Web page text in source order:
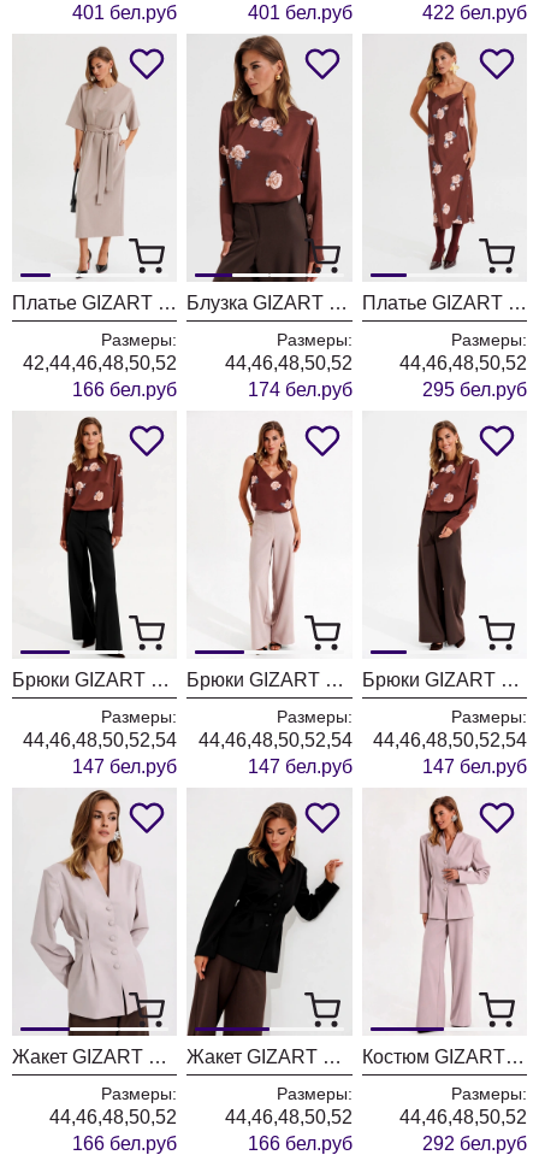
401 бел.руб
401 бел.руб
422 бел.руб
Платье GIZART 5457 пудрово-серый
Размеры:
42,44,46,48,50,52
166 бел.руб
Блузка GIZART 15434 капучино + принт цветы
Размеры:
44,46,48,50,52
174 бел.руб
Платье GIZART 25300 капучино + принт цветы
Размеры:
44,46,48,50,52
295 бел.руб
Брюки GIZART 35204 черный
Размеры:
44,46,48,50,52,54
147 бел.руб
Брюки GIZART 35204 пудра
Размеры:
44,46,48,50,52,54
147 бел.руб
Брюки GIZART 35204 шоколадный
Размеры:
44,46,48,50,52,54
147 бел.руб
Жакет GIZART 15455 пудровый
Размеры:
44,46,48,50,52
166 бел.руб
Жакет GIZART 15455 черный
Размеры:
44,46,48,50,52
166 бел.руб
Костюм GIZART 5455 пудровый
Размеры:
44,46,48,50,52
292 бел.руб